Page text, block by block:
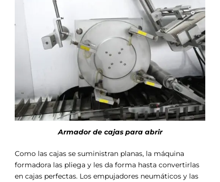
Armador de cajas para abrir
Como las cajas se suministran planas, la máquina
formadora las pliega y les da forma hasta convertirlas
en cajas perfectas. Los empujadores neumáticos y las